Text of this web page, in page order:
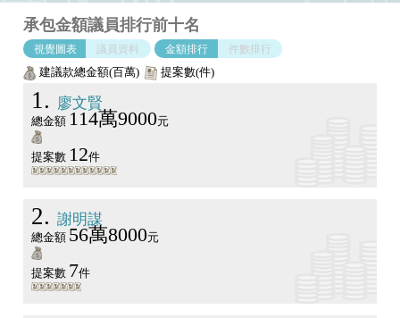
承包金額議員排行前十名
視覺圖表 議員資料 金額排行 件數排行
建議款總金額(百萬) 提案數(件)
1 廖文賢
總金額 114萬9000元
提案數 12件
2 謝明謀
總金額 56萬8000元
提案數 7件